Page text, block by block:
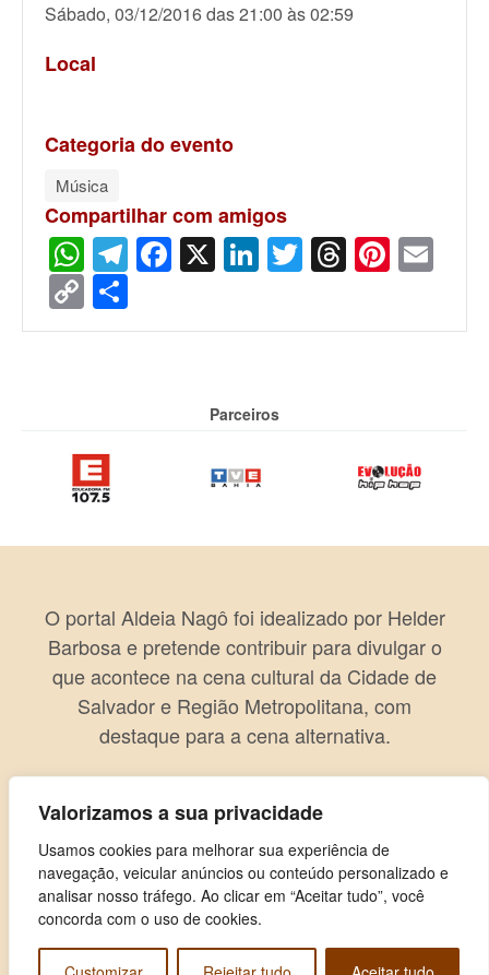
Valorizamos a sua privacidade
Usamos cookies para melhorar sua experiência de
navegação, veicular anúncios ou conteúdo personalizado e
analisar nosso tráfego. Ao clicar em “Aceitar tudo”, você
concorda com o uso de cookies.
Sábado, 03/12/2016 das 21:00 às 02:59
Local
Categoria do evento
Música
Compartilhar com amigos
WhatsApp
Telegram
Facebook
X LinkedIn
Twitter
Threads
Copy
Link
Parceiros
O portal Aldeia Nagô foi idealizado por Helder
Barbosa e pretende contribuir para divulgar o
que acontece na cena cultural da Cidade de
Salvador e Região Metropolitana, com
destaque para a cena alternativa.